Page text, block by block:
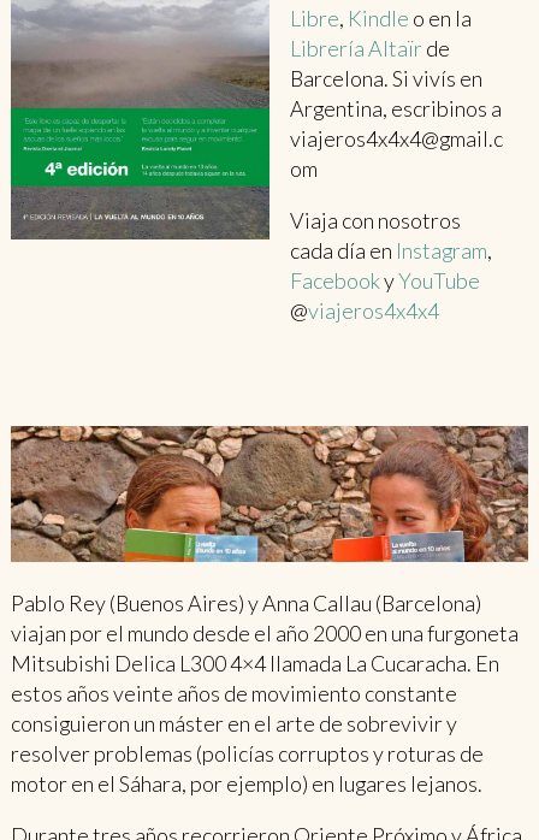
Libre, Kindle o en la
Librería Altaïrde
Barcelona. Si vivís en
Argentina, escribinos a
viajeros4x4x4@gmail.c
om
Viaja con nosotros
cada día en Instagram,
FacebookyYouTube
@viajeros4x4x4
Pablo Rey (Buenos Aires) y Anna Callau (Barcelona)
viajan por el mundo desde el año 2000 en una furgoneta
Mitsubishi Delica L300 4×4 llamada La Cucaracha. En
estos años veinte años de movimiento constante
consiguieron un máster en el arte de sobrevivir y
resolver problemas (policías corruptos y roturas de
motor en el Sáhara, por ejemplo) en lugares lejanos.